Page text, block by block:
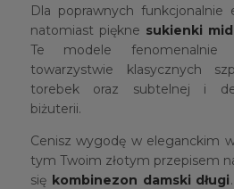
Dla poprawnych
natomiast piękne sukienki
Te modele
towarzystwie klasycznych
torebek oraz subtelnej i
biżuterii.
Cenisz wygodę w eleganckim
tym Twoim złotym przepisem
się kombinezon damski długi